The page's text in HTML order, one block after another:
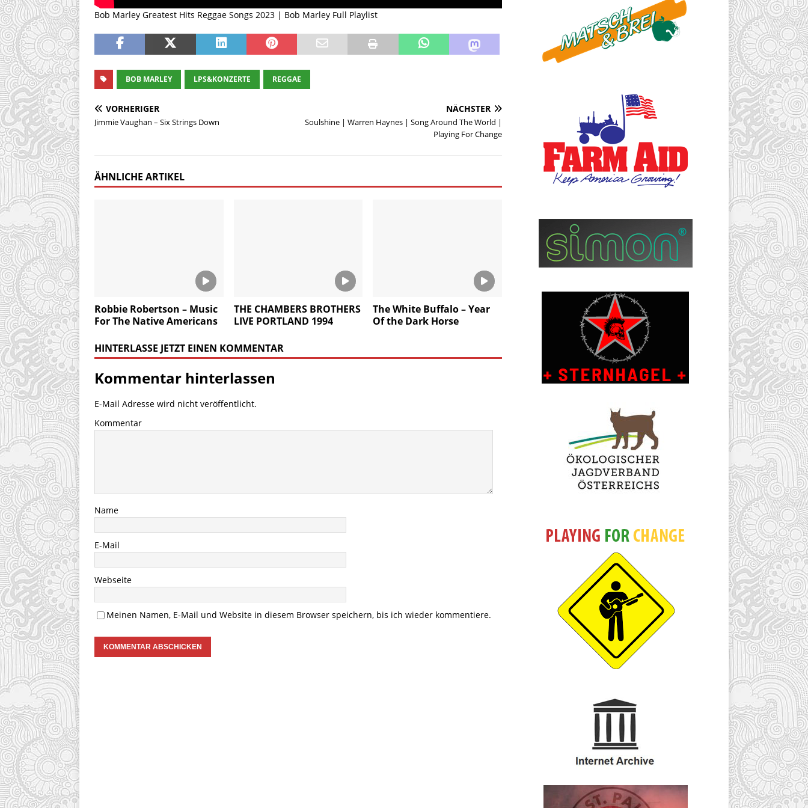
Bob Marley Greatest Hits Reggae Songs 2023 | Bob Marley Full Playlist
BOB MARLEY LPS&KONZERTE REGGAE
VORHERIGER
Jimmie Vaughan – Six Strings Down
NÄCHSTER
Soulshine | Warren Haynes | Song Around The World |
Playing For Change
ÄHNLICHE ARTIKEL
Robbie Robertson – Music
For The Native Americans
THE CHAMBERS BROTHERS
LIVE PORTLAND 1994
The White Buffalo – Year
Of the Dark Horse
HINTERLASSE JETZT EINEN KOMMENTAR
Kommentar hinterlassen
E-Mail Adresse wird nicht veröffentlicht.
Kommentar
Name
E-Mail
Webseite
Meinen Namen, E-Mail und Website in diesem Browser speichern, bis ich wieder kommentiere.